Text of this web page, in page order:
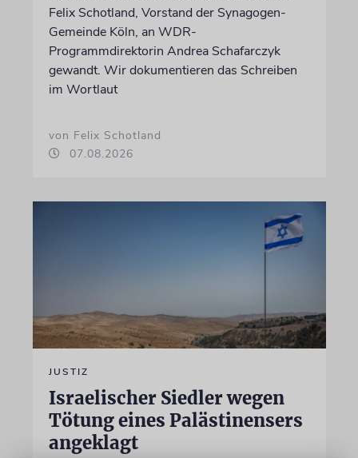
Felix Schotland, Vorstand der Synagogen-
Gemeinde Köln, an WDR-
Programmdirektorin Andrea Schafarczyk
gewandt. Wir dokumentieren das Schreiben
im Wortlaut
von Felix Schotland
07.08.2026
JUSTIZ
Israelischer Siedler wegen
Tötung eines Palästinensers
angeklagt